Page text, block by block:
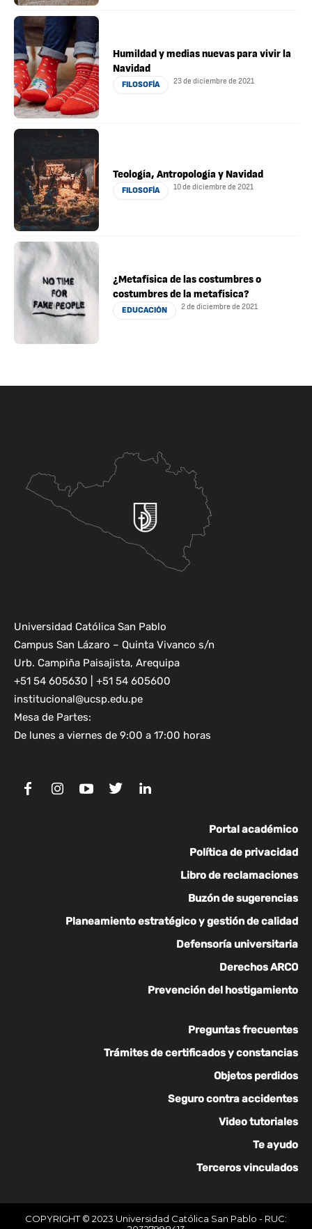
Humildad y medias nuevas para vivir la
Navidad
FILOSOFÍA 23 de diciembre de 2021
Teología, Antropología y Navidad
FILOSOFÍA 10 de diciembre de 2021
¿Metafísica de las costumbres o
costumbres de la metafísica?
EDUCACIÓN 2 de diciembre de 2021
Universidad Católica San Pablo
Campus San Lázaro – Quinta Vivanco s/n
Urb. Campiña Paisajista, Arequipa
+51 54 605630 | +51 54 605600
institucional@ucsp.edu.pe
Mesa de Partes:
De lunes a viernes de 9:00 a 17:00 horas
Portal académico
Política de privacidad
Libro de reclamaciones
Buzón de sugerencias
Planeamiento estratégico y gestión de calidad
Defensoría universitaria
Derechos ARCO
Prevención del hostigamiento
Preguntas frecuentes
Trámites de certificados y constancias
Objetos perdidos
Seguro contra accidentes
Video tutoriales
Te ayudo
Terceros vinculados
COPYRIGHT © 2023 Universidad Católica San Pablo - RUC: